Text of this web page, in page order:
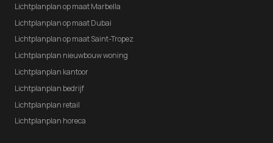
Lichtplanplan op maat Marbella
Lichtplanplan op maat Dubai
Lichtplanplan op maat Saint-Tropez
Lichtplanplan nieuwbouw woning
Lichtplanplan kantoor
Lichtplanplan bedrijf
Lichtplanplan retail
Lichtplanplan horeca